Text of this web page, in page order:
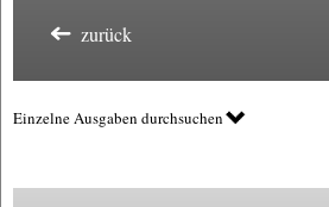
zurück
Einzelne Ausgaben durchsuchen